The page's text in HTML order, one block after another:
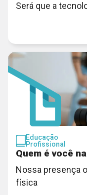
Será que a
Educação
Profissional
Quem é você
Nossa presença
física